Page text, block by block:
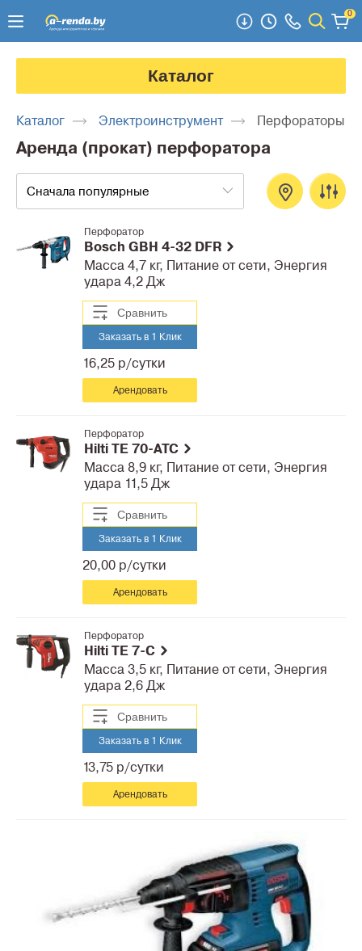
0
Каталог
Каталог Электроинструмент Перфораторы
Аренда (прокат) перфоратора
Сначала популярные
Перфоратор
Bosch GBH 4-32 DFR
Масса 4,7 кг, Питание от сети, Энергия
удара 4,2 Дж
Арендовать
16,25 р/сутки
Заказать в 1 Клик
Сравнить
Перфоратор
Hilti TE 70-ATC
Масса 8,9 кг, Питание от сети, Энергия
удара 11,5 Дж
Арендовать
20,00 р/сутки
Заказать в 1 Клик
Сравнить
Перфоратор
Hilti TE 7-C
Масса 3,5 кг, Питание от сети, Энергия
удара 2,6 Дж
Арендовать
13,75 р/сутки
Заказать в 1 Клик
Сравнить